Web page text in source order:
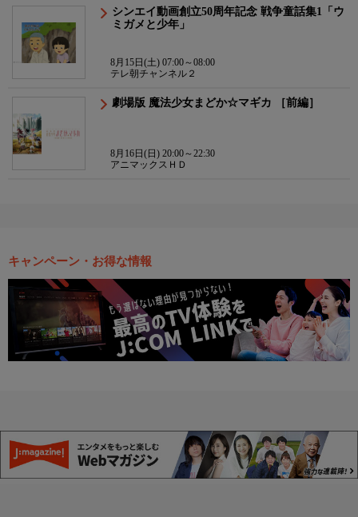
シンエイ動画創立50周年記念 戦争童話集1「ウ
ミガメと少年」
8月15日(土) 07:00～08:00
テレ朝チャンネル２
劇場版 魔法少女まどか☆マギカ ［前編］
8月16日(日) 20:00～22:30
アニマックスＨＤ
キャンペーン・お得な情報